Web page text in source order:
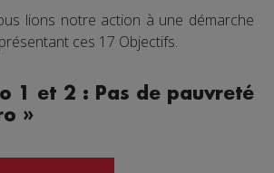
lions notre action à une démarche
ces 17 Objectifs.
1 et 2 : Pas de pauvreté
»